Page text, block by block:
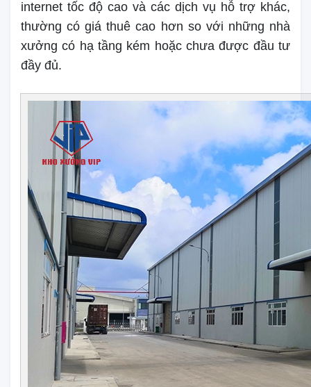
internet tốc độ cao và các dịch vụ hỗ trợ khác,
thường có giá thuê cao hơn so với những nhà
xưởng có hạ tầng kém hoặc chưa được đầu tư
đầy đủ.